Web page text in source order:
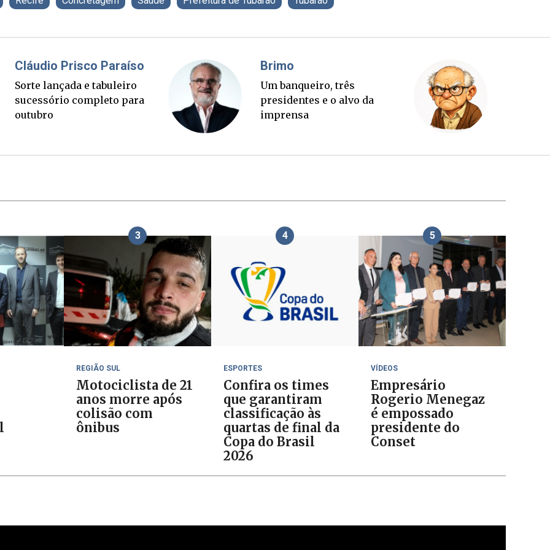
mais rápido
Mas quem
Fabiano Bordignon
Ponte Anita Garibaldi virou
palanque eleitoral
Cláudio Prisco
Sorte lançada e
sucessório completo
outubro
3
REGIÃO SUL
Motociclista de 21
anos morre após
colisão com
ônibus
4
ESPORTES
Confira os times
que garantiram
classificação às
quartas de final da
Copa do Brasil
2026
5
VÍDEOS
Empresário
Rogerio Menegaz
é empossado
presidente do
Conset